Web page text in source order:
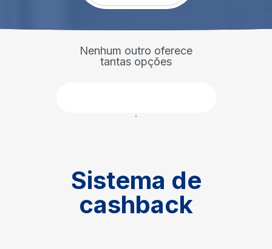
Nenhum outro oferece
tantas opções
Sistema de
cashback